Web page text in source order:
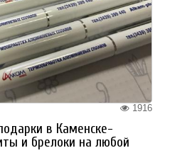
1916
в Каменске-
и брелоки на любой